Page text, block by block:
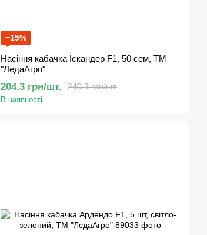
−15%
Насіння кабачка Іскандер F1, 50 сем, ТМ
"ЛедаАгро"
240.3 грн/шт.
204.3 грн/шт.
В наявності